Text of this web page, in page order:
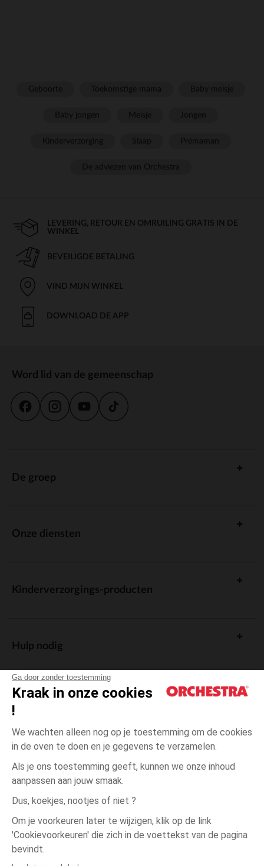
Ga door zonder toestemming
Kraak in onze cookies
!
We wachten alleen nog op je toestemming om de cookies
in de oven te doen en je gegevens te verzamelen.
Als je ons toestemming geeft, kunnen we onze inhoud
aanpassen aan jouw smaak.
Dus, koekjes, nootjes of niet ?
Om je voorkeuren later te wijzigen, klik op de link
'Cookievoorkeuren' die zich in de voettekst van de pagina
bevindt.
Beige Beige
één
LEVERING, RETOUR EN OMRUILING GRATIS IN DE
WINKEL
BEVEILIGDE BETALING
VIND MIJN WINKEL
DOWNLOAD DE APP
Word lid van de gemeenschap
De groep
Onze diensten
Kinderverzorgings-producten
Hulp nodig
Algemene verkoopsvoorwaarden
Wettelijke bepalingen
Persoonsgegevens